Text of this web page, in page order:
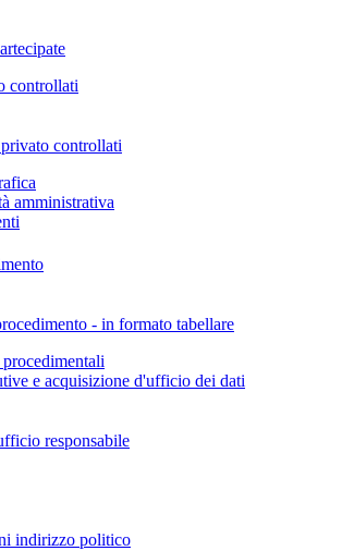
controllati
controllati
amministrativa
- in formato tabellare
e acquisizione d'ufficio dei dati
responsabile
indirizzo politico